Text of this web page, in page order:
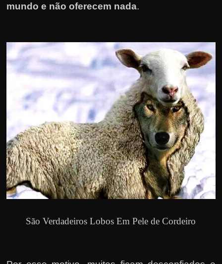
mundo e não oferecem nada.
São Verdadeiros Lobos Em Pele de Cordeiro